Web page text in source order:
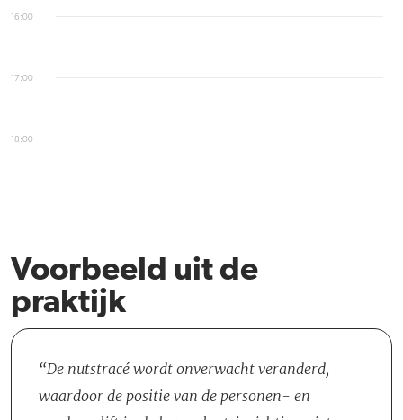
16:00
17:00
18:00
Voorbeeld uit de
praktijk
De nutstracé wordt onverwacht veranderd,
waardoor de positie van de personen- en